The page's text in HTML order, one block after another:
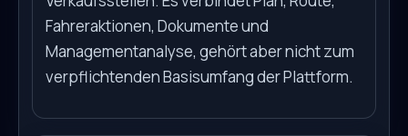
Fahreraktionen, Dokumente und
Managementanalyse, gehört aber nicht zum
verpflichtenden Basisumfang der Plattform.